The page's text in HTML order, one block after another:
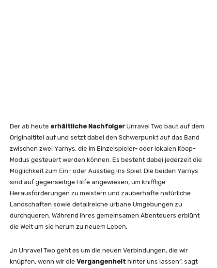
Der ab heute erhältliche Nachfolger Unravel Two baut auf dem
Originaltitel auf und setzt dabei den Schwerpunkt auf das Band
zwischen zwei Yarnys, die im Einzelspieler- oder lokalen Koop-
Modus gesteuert werden können. Es besteht dabei jederzeit die
Möglichkeit zum Ein- oder Ausstieg ins Spiel. Die beiden Yarnys
sind auf gegenseitige Hilfe angewiesen, um knifflige
Herausforderungen zu meistern und zauberhafte natürliche
Landschaften sowie detailreiche urbane Umgebungen zu
durchqueren. Während ihres gemeinsamen Abenteuers erblüht
die Welt um sie herum zu neuem Leben.
„In Unravel Two geht es um die neuen Verbindungen, die wir
knüpfen, wenn wir die Vergangenheit hinter uns lassen“, sagt